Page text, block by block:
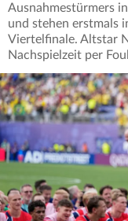
Ausnahmestürmers
und stehen erstmals
Viertelfinale. Altstar
Nachspielzeit per